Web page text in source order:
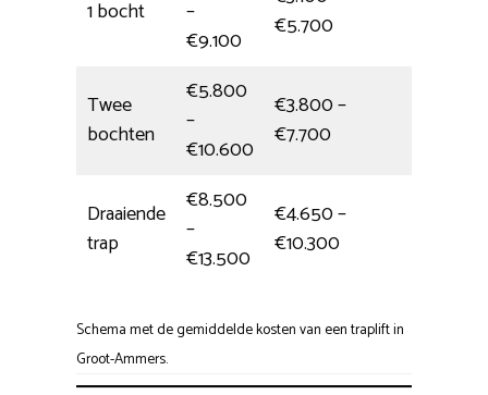
1 bocht
–
€9.100
€5.700
Twee
bochten
€5.800
–
€10.600
€3.800 –
€7.700
Draaiende
trap
€8.500
–
€13.500
€4.650 –
€10.300
Schema met de gemiddelde kosten van een traplift in
Groot-Ammers.